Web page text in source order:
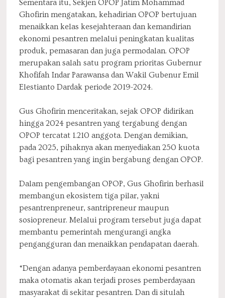
Sementara itu, Sekjen OPOP Jatim Mohammad
Ghofirin mengatakan, kehadirian OPOP bertujuan
menaikkan kelas kesejahteraan dan kemandirian
ekonomi pesantren melalui peningkatan kualitas
produk, pemasaran dan juga permodalan. OPOP
merupakan salah satu program prioritas Gubernur
Khofifah Indar Parawansa dan Wakil Gubenur Emil
Elestianto Dardak periode 2019-2024.
Gus Ghofirin menceritakan, sejak OPOP didirikan
hingga 2024 pesantren yang tergabung dengan
OPOP tercatat 1.210 anggota. Dengan demikian,
pada 2025, pihaknya akan menyediakan 250 kuota
bagi pesantren yang ingin bergabung dengan OPOP.
Dalam pengembangan OPOP, Gus Ghofirin berhasil
membangun ekosistem tiga pilar, yakni
pesantrenpreneur, santripreneur maupun
sosiopreneur. Melalui program tersebut juga dapat
membantu pemerintah mengurangi angka
pengangguran dan menaikkan pendapatan daerah.
“Dengan adanya pemberdayaan ekonomi pesantren
maka otomatis akan terjadi proses pemberdayaan
masyarakat di sekitar pesantren. Dan di situlah